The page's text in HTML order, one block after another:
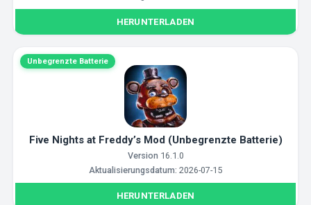
HERUNTERLADEN
Unbegrenzte Batterie
Five Nights at Freddy’s Mod (Unbegrenzte Batterie)
Version 16.1.0
Aktualisierungsdatum: 2026-07-15
HERUNTERLADEN